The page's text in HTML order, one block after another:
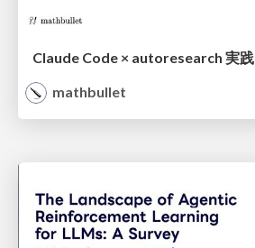
Claude Code × autoresearch 実践
mathbullet